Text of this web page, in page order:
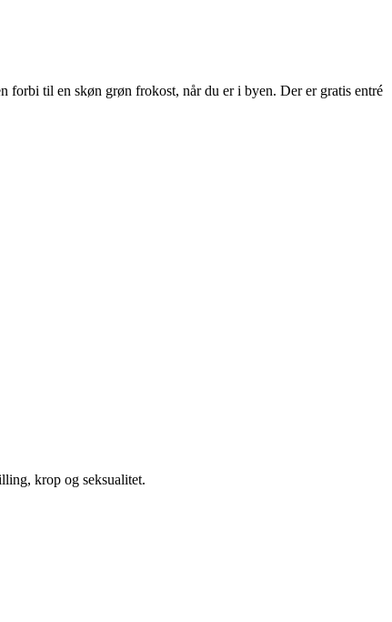
til en skøn grøn frokost, når du er i byen. Der er gratis entré
krop og seksualitet.